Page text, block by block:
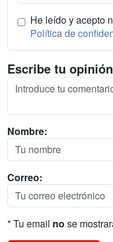
He leído y acepto
Política de
Escribe tu opinión
Nombre:
Correo:
* Tu email no se